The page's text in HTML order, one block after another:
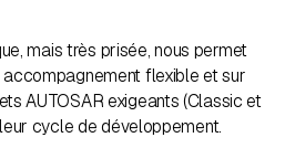
mais très prisée, nous permet
flexible et sur
AUTOSAR exigeants (Classic et
cycle de développement.